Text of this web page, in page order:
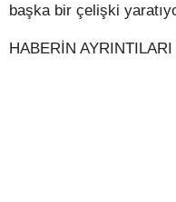
başka bir çelişki
HABERİN